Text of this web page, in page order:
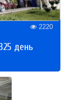
2220
день